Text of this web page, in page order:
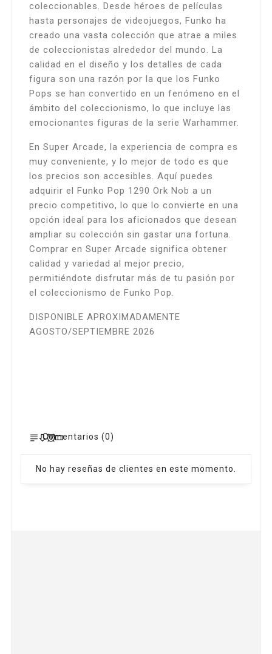
coleccionables. Desde héroes de películas
hasta personajes de videojuegos, Funko ha
creado una vasta colección que atrae a miles
de coleccionistas alrededor del mundo. La
calidad en el diseño y los detalles de cada
figura son una razón por la que los Funko
Pops se han convertido en un fenómeno en el
ámbito del coleccionismo, lo que incluye las
emocionantes figuras de la serie Warhammer.
En Super Arcade, la experiencia de compra es
muy conveniente, y lo mejor de todo es que
los precios son accesibles. Aquí puedes
adquirir el Funko Pop 1290 Ork Nob a un
precio competitivo, lo que lo convierte en una
opción ideal para los aficionados que desean
ampliar su colección sin gastar una fortuna.
Comprar en Super Arcade significa obtener
calidad y variedad al mejor precio,
permitiéndote disfrutar más de tu pasión por
el coleccionismo de Funko Pop.
DISPONIBLE APROXIMADAMENTE
AGOSTO/SEPTIEMBRE 2026
Comentarios (0)
No hay reseñas de clientes en este momento.